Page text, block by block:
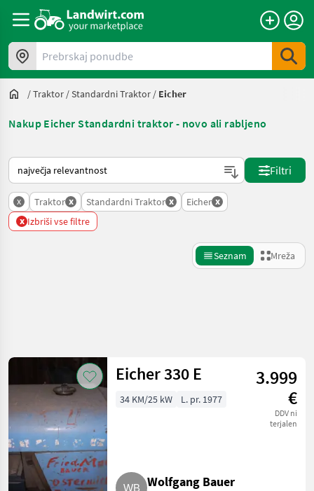
Prebrskaj ponudbe
/Traktor /Standardni Traktor / Eicher
Nakup Eicher Standardni traktor - novo ali rabljeno
Tako je razvrščeno na Landwirt.com
Filtri
x Traktor x Standardni Traktor x Eicher x
x Izbriši vse filtre
Seznam Mreža
Kategorija 4 Država Filtri
TRENUTNA
POT
Kmetijska
tehnika
Traktor
Ponastavi
Prikaži 13
rezultatov
Eicher 330 E
3.999
€
DDV ni
terjalen
34 KM/25 kW L. pr. 1977
Wolfgang Bauer